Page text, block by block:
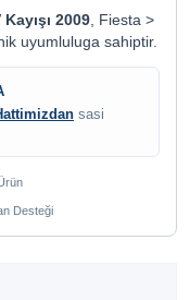
2009, Fiesta >
uyumluluga sahiptir.
sasi
Desteği